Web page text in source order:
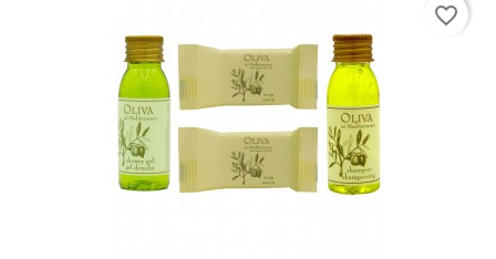
favorite_border